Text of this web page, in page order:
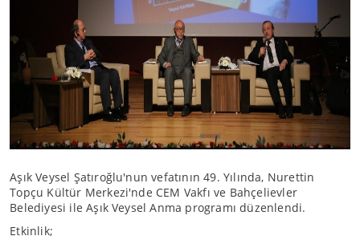
Aşık Veysel Şatıroğlu'nun vefatının 49. Yılında, Nurettin
Topçu Kültür Merkezi'nde CEM Vakfı ve Bahçelievler
Belediyesi ile Aşık Veysel Anma programı düzenlendi.
Etkinlik;